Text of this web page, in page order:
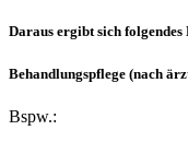
Daraus ergibt sich
Behandlungspflege (nach
Bspw.: